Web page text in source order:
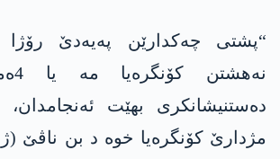
مژدارێ کۆنگرەیا خوە د بن ناڤێ (ژ